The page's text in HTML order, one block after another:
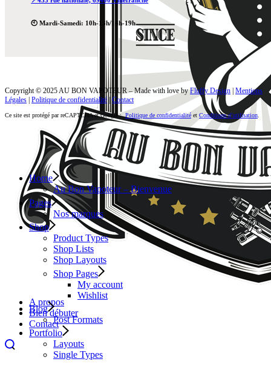
A propos
Bien débuter
Contact
🕙 Mardi-Samedi: 10h-13h/14h-19h
Copyright © 2025 AU BON VAPOTEUR – Made with love byFluffy Design Mentions
Légales Politique de confidentialité Contact
Ce site est protégé par reCAPTCHA et Google :Politique de confidentialité et Conditions d’utilisation
Home
Au Bon Vapoteur – Bienvenue
Pages
Nos marques
Shop
Product Types
Shop Lists
Shop Layouts
Shop Pages
My account
Wishlist
Blog
Post Formats
Portfolio
Layouts
Single Types